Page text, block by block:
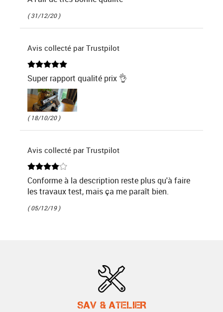
( 31/12/20 )
Avis collecté par Trustpilot
Super rapport qualité prix 👌
( 18/10/20 )
Avis collecté par Trustpilot
Conforme à la description reste plus qu'à faire
les travaux test, mais ça me paraît bien.
( 05/12/19 )
SAV & ATELIER